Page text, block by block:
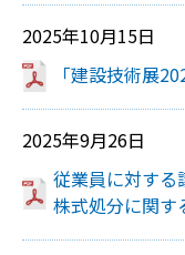
2025年10月15日
「建設技術展
2025年9月26日
従業員に対する
株式処分に関す